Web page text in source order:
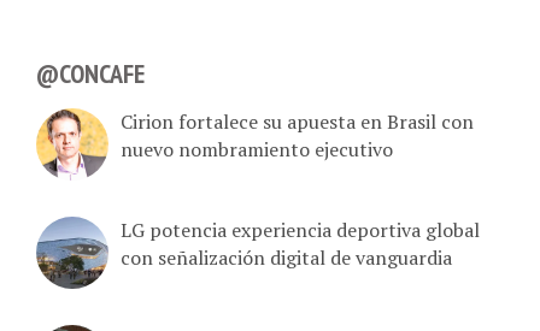
@CONCAFE
Cirion fortalece su apuesta en Brasil con
nuevo nombramiento ejecutivo
LG potencia experiencia deportiva global
con señalización digital de vanguardia